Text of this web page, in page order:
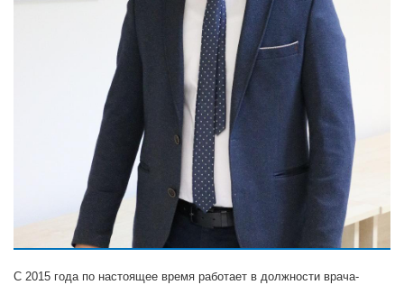
С 2015 года по настоящее время работает в должности врача-